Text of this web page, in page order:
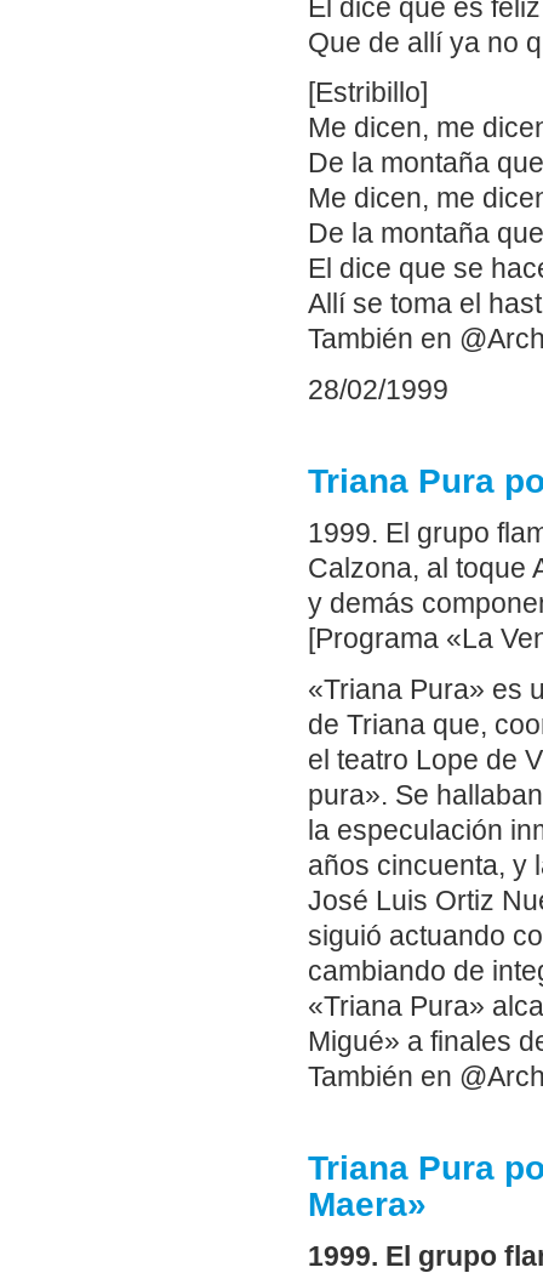
El dice que es
Que de allí ya no
[Estribillo]
Me dicen, me
De la montaña
Me dicen, me
De la montaña
El dice que se
Allí se toma el
También en
28/02/1999
Triana Pura
1999. El grupo
Calzona, al toque
y demás
[Programa «La
«Triana Pura» es
de Triana que,
el teatro Lope de
pura». Se
la especulación
años cincuenta, y
José Luis Ortiz
siguió actuando
cambiando de
«Triana Pura»
Migué» a finales
También en
Triana Pura
Maera»
1999. El grupo